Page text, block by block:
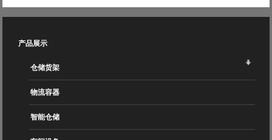
产品展示
仓储货架
物流容器
智能仓储